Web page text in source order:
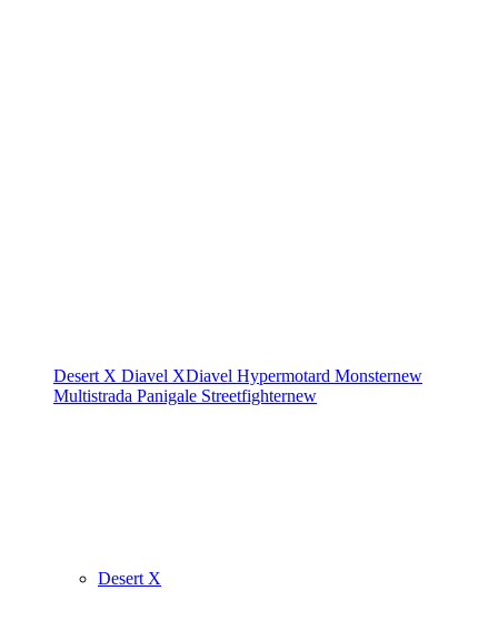
Desert X Diavel XDiavel Hypermotard Monsternew
Multistrada Panigale Streetfighternew
Desert X